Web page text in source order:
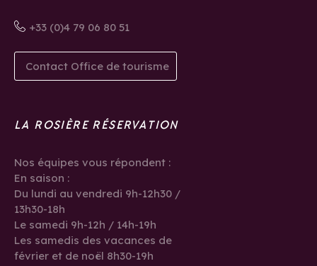
+33 (0)4 79 06 80 51
Contact Office de tourisme
LA ROSIÈRE RÉSERVATION
Nos équipes vous répondent :
En saison :
Du lundi au vendredi 9h-12h30 /
13h30-18h
Le samedi 9h-12h / 14h-19h
Les samedis des vacances de
février et de noël 8h30-19h